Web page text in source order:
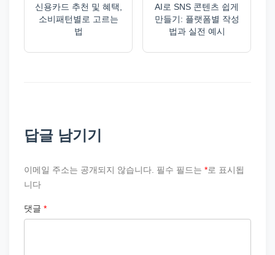
신용카드 추천 및 혜택,
소비패턴별로 고르는
법
AI로 SNS 콘텐츠 쉽게
만들기: 플랫폼별 작성
법과 실전 예시
답글 남기기
이메일 주소는 공개되지 않습니다. 필수 필드는 *로 표시됩
니다
댓글 *